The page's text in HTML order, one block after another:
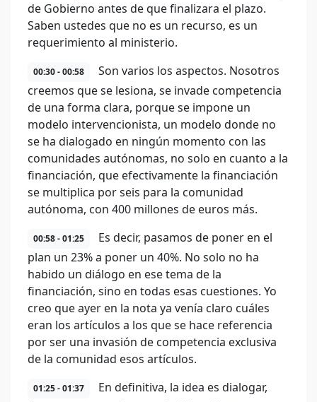
de Gobierno antes de que finalizara el plazo.
Saben ustedes que no es un recurso, es un
requerimiento al ministerio.
00:30 - 00:58
Son varios los aspectos. Nosotros
creemos que se lesiona, se invade competencia
de una forma clara, porque se impone un
modelo intervencionista, un modelo donde no
se ha dialogado en ningún momento con las
comunidades autónomas, no solo en cuanto a la
financiación, que efectivamente la financiación
se multiplica por seis para la comunidad
autónoma, con 400 millones de euros más.
00:58 - 01:25
Es decir, pasamos de poner en el
plan un 23% a poner un 40%. No solo no ha
habido un diálogo en ese tema de la
financiación, sino en todas esas cuestiones. Yo
creo que ayer en la nota ya venía claro cuáles
eran los artículos a los que se hace referencia
por ser una invasión de competencia exclusiva
de la comunidad esos artículos.
01:25 - 01:37
En definitiva, la idea es dialogar,